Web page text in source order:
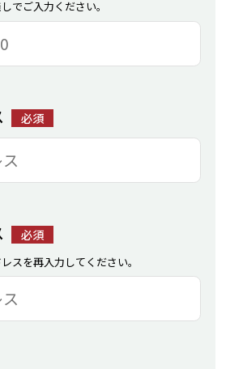
でご入力ください。
必須
必須
スを再入力してください。